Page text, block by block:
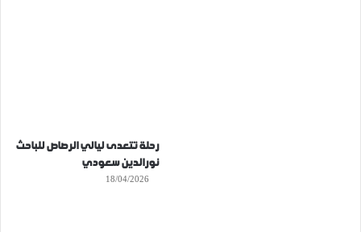
رحلة تتعدى ليالي الرصاص للباحث
نورالدين سعودي
18/04/2026